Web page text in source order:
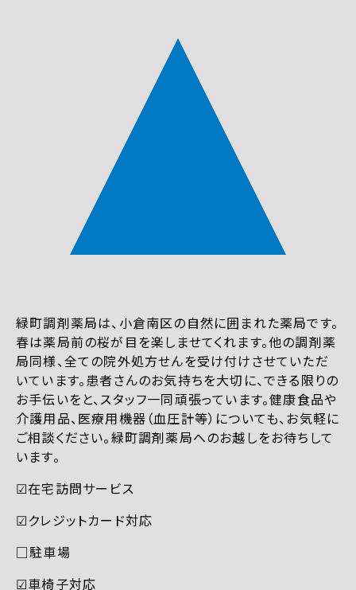
緑町調剤薬局は、小倉南区の自然に囲まれた薬局です。
春は薬局前の桜が目を楽しませてくれます。他の調剤薬
局同様、全ての院外処方せんを受け付けさせていただ
いています。患者さんのお気持ちを大切に、できる限りの
お手伝いをと、スタッフ一同頑張っています。健康食品や
介護用品、医療用機器（血圧計等）についても、お気軽に
ご相談ください。緑町調剤薬局へのお越しをお待ちして
います。
☑︎在宅訪問サービス
☑︎クレジットカード対応
□駐車場
☑︎車椅子対応